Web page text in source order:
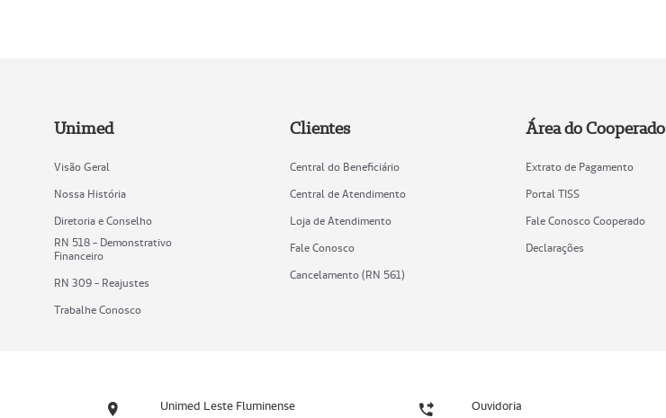
Unimed
Visão Geral
Nossa História
Diretoria e Conselho
RN 518 - Demonstrativo
Financeiro
RN 309 - Reajustes
Trabalhe Conosco
Clientes
Central do Beneficiário
Central de Atendimento
Loja de Atendimento
Fale Conosco
Cancelamento (RN 561)
Área do Cooperado
Extrato de Pagamento
Portal TISS
Fale Conosco Cooperado
Declarações
Unimed Leste Fluminense Ouvidoria